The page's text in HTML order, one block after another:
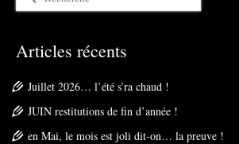
Articles récents
Juillet 2026… l’été s’ra chaud !
JUIN restitutions de fin d’année !
en Mai, le mois est joli dit-on… la preuve !